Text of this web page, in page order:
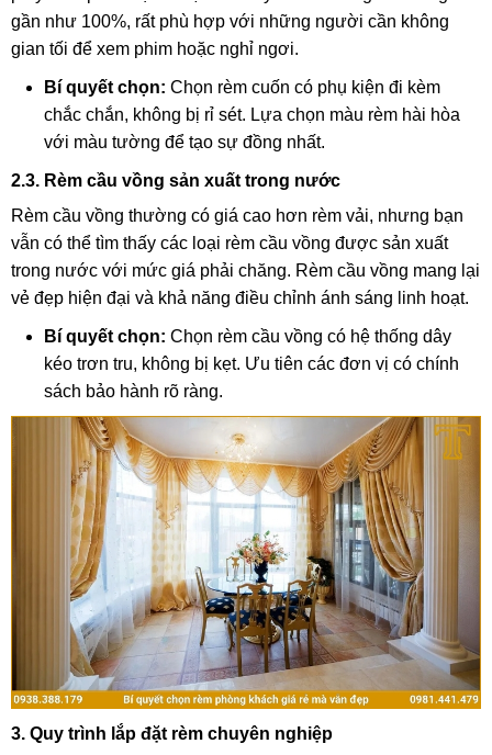
gần như 100%, rất phù hợp với những người cần không
gian tối để xem phim hoặc nghỉ ngơi.
Bí quyết chọn: Chọn rèm cuốn có phụ kiện đi kèm
chắc chắn, không bị rỉ sét. Lựa chọn màu rèm hài hòa
với màu tường để tạo sự đồng nhất.
2.3. Rèm cầu vồng sản xuất trong nước
Rèm cầu vồng thường có giá cao hơn rèm vải, nhưng bạn
vẫn có thể tìm thấy các loại rèm cầu vồng được sản xuất
trong nước với mức giá phải chăng. Rèm cầu vồng mang lại
vẻ đẹp hiện đại và khả năng điều chỉnh ánh sáng linh hoạt.
Bí quyết chọn: Chọn rèm cầu vồng có hệ thống dây
kéo trơn tru, không bị kẹt. Ưu tiên các đơn vị có chính
sách bảo hành rõ ràng.
3. Quy trình lắp đặt rèm chuyên nghiệp